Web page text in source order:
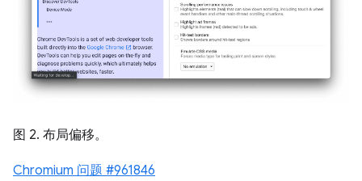
图 2. 布局偏移。
Chromium 问题 #961846